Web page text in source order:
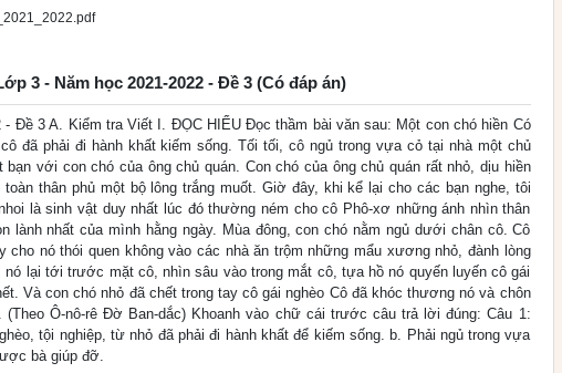
3 - Năm học 2021-2022 - Đề 3 (Có đáp án)
Đề 3 A. Kiểm tra Viết I. ĐỌC HIỂU Đọc thầm bài văn sau: Một con chó hiền Có
đã phải đi hành khất kiếm sống. Tối tối, cô ngủ trong vựa cỏ tại nhà một chủ
với con chó của ông chủ quán. Con chó của ông chủ quán rất nhỏ, dịu hiền
thân phủ một bộ lông trắng muốt. Giờ đây, khi kể lại cho các bạn nghe, tôi
là sinh vật duy nhất lúc đó thường ném cho cô Phô-xơ những ánh nhìn thân
lành nhất của mình hằng ngày. Mùa đông, con chó nằm ngủ dưới chân cô. Cô
cho nó thói quen không vào các nhà ăn trộm những mẩu xương nhỏ, đành lòng
lại tới trước mặt cô, nhìn sâu vào trong mắt cô, tựa hồ nó quyến luyến cô gái
Và con chó nhỏ đã chết trong tay cô gái nghèo Cô đã khóc thương nó và chôn
Ô-nô-rê Đờ Ban-dắc) Khoanh vào chữ cái trước câu trả lời đúng: Câu 1:
tội nghiệp, từ nhỏ đã phải đi hành khất để kiếm sống. b. Phải ngủ trong vựa
bà giúp đỡ.